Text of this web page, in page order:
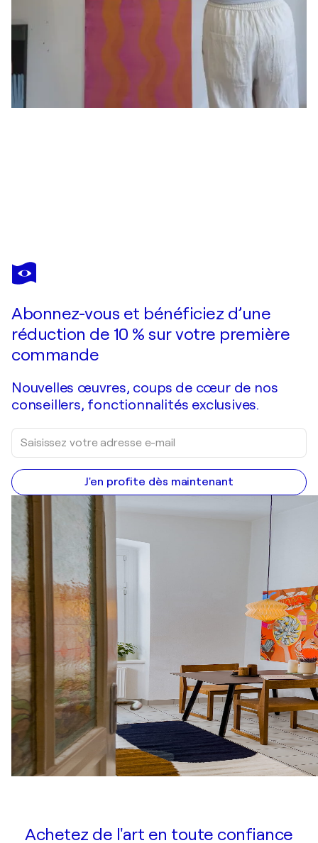
AMY
KIM
Je passe commande
Abonnez-vous et bénéficiez d’une
réduction de 10 % sur votre première
commande
Nouvelles œuvres, coups de cœur de nos
conseillers, fonctionnalités exclusives.
J'en profite dès maintenant
Achetez de l'art en toute confiance